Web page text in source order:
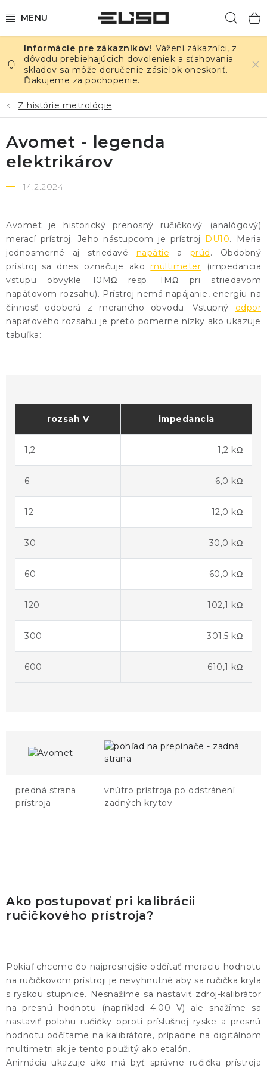
na
ELEKTRINA
TEPLOTA A VLHKOSŤ
TLAK A ÚNIKY
ZÁZNAMNÍKY
TLAČ DPS
OSTATNÉ
KONTAKTY
BLOG
ZNAČKY
Vážení zákazníci, z
dôvodu prebiehajúcich dovoleniek a sťahovania
skladov sa môže doručenie zásielok oneskoriť.
Ďakujeme za pochopenie.
Z histórie metrológie
Avomet - legenda
elektrikárov
14.2.2024
Avomet je historický prenosný ručičkový (analógový)
merací prístroj. Jeho nástupcom je prístroj DU10. Meria
jednosmerné aj striedavé napätie a prúd. Obdobný
prístroj sa dnes označuje akomultimeter (impedancia
vstupu obvykle 10MΩ resp. 1MΩ pri striedavom
napäťovom rozsahu). Prístroj nemá napájanie, energiu na
činnosť odoberá z meraného obvodu. Vstupný odpor
napäťového rozsahu je preto pomerne nízky ako ukazuje
tabuľka:
rozsah V impedancia
1,2 1,2 kΩ
6 6,0 kΩ
12 12,0 kΩ
30 30,0 kΩ
60 60,0 kΩ
120 102,1 kΩ
300 301,5 kΩ
600 610,1 kΩ
predná strana
prístroja
vnútro prístroja po odstránení
zadných krytov
Ako postupovať pri kalibrácii
ručičkového prístroja?
Pokiaľ chceme čo najpresnejšie odčítať meraciu hodnotu
na ručičkovom prístroji je nevyhnutné aby sa ručička kryla
s ryskou stupnice. Nesnažíme sa nastaviť zdroj-kalibrátor
na presnú hodnotu (napríklad 4.00 V) ale snažíme sa
nastaviť polohu ručičky oproti príslušnej ryske a presnú
hodnotu odčítame na kalibrátore, prípadne na digitálnom
multimetri ak je tento použitý ako etalón.
Animácia ukazuje ako má byť správne ručička prístroja